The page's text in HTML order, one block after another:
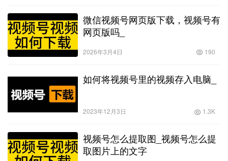
微信视频号网页版下载，视频号有
网页版吗_
2026年3月4日 190
如何将视频号里的视频存入电脑_
2023年12月3日 1.3K
视频号怎么提取图_视频号怎么提
取图片上的文字